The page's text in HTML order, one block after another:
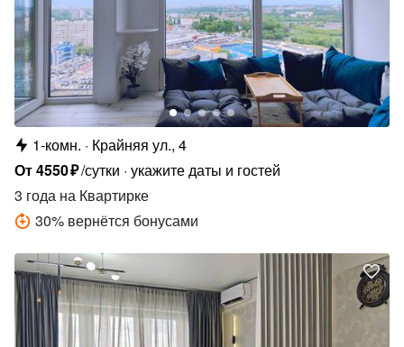
1-комн.
Крайняя ул., 4
От4550₽/сутки укажите даты и гостей
3 года на Квартирке
30% вернётся бонусами